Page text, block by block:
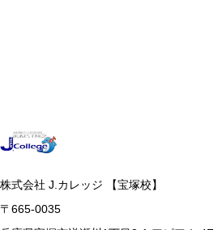
株式会社 J.カレッジ 【宝塚校】
〒665-0035